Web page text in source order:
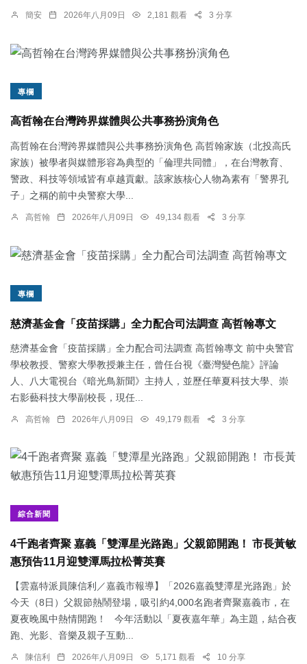
簡安 2026年八月09日 2,181 觀看 3 分享
專欄
高哲翰在台灣跨界媒體與公共事務扮演角色
高哲翰在台灣跨界媒體與公共事務扮演角色 高哲翰家族（北投高氏
家族）被學者與媒體形容為典型的「倫理共同體」，在台灣教育、
警政、科技等領域皆有卓越貢獻。該家族核心人物為素有「警界孔
子」之稱的前中央警察大學...
高哲翰 2026年八月09日 49,134 觀看 3 分享
專欄
慈濟基金會「疫苗採購」全力配合司法調查 高哲翰專文
慈濟基金會「疫苗採購」全力配合司法調查 高哲翰專文 前中央警官
學校教授、警察大學教授兼主任，曾任台視《臺灣變色龍》評論
人、八大電視台《暗光鳥新聞》主持人，並歷任華夏科技大學、崇
右影藝科技大學副校長，現任...
高哲翰 2026年八月09日 49,179 觀看 3 分享
綜合新聞
4千跑者齊聚 嘉義「雙潭星光路跑」父親節開跑！ 市長黃敏
惠預告11月迎雙潭馬拉松菁英賽
【雲嘉特派員陳信利／嘉義市報導】「2026嘉義雙潭星光路跑」於
今天（8日）父親節熱鬧登場，吸引約4,000名跑者齊聚嘉義市，在
夏夜晚風中熱情開跑！ 今年活動以「夏夜嘉年華」為主題，結合夜
跑、光影、音樂及親子互動...
陳信利 2026年八月09日 5,171 觀看 10 分享